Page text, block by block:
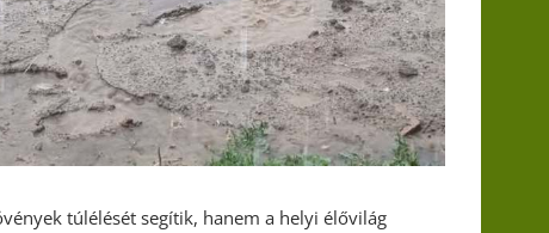
túlélését segítik, hanem a helyi élővilág